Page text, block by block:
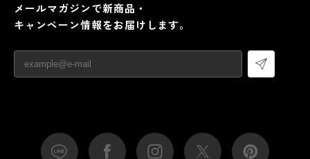
メールマガジンで新商品・
キャンペーン情報をお届けします。